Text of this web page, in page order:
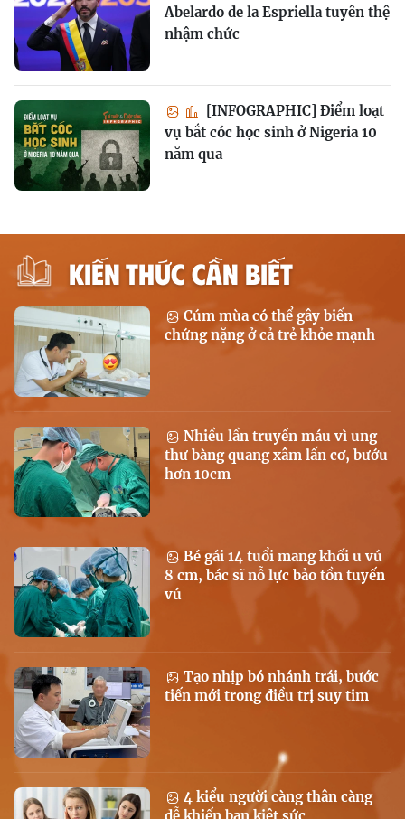
Abelardo de la Espriella tuyên thệ
nhậm chức
[INFOGRAPHIC] Điểm loạt
vụ bắt cóc học sinh ở Nigeria 10
năm qua
KIẾN THỨC CẦN BIẾT
Cúm mùa có thể gây biến
chứng nặng ở cả trẻ khỏe mạnh
Nhiều lần truyền máu vì ung
thư bàng quang xâm lấn cơ, bướu
hơn 10cm
Bé gái 14 tuổi mang khối u vú
8 cm, bác sĩ nỗ lực bảo tồn tuyến
vú
Tạo nhịp bó nhánh trái, bước
tiến mới trong điều trị suy tim
4 kiểu người càng thân càng